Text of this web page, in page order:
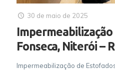
30 de maio de 2025
Fonseca, Niterói –
Impermeabilização de